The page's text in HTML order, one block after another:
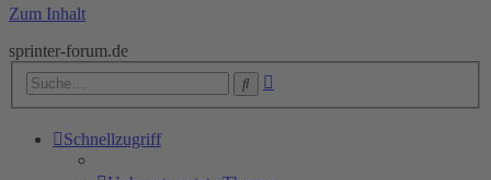
Zum Inhalt
sprinter-forum.de
Suche
Schnellzugriff